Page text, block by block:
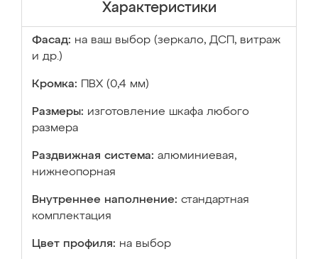
Характеристики
Фасад: на ваш выбор (зеркало, ДСП, витраж
и др.)
Кромка: ПВХ (0,4 мм)
Размеры: изготовление шкафа любого
размера
Раздвижная система: алюминиевая,
нижнеопорная
Внутреннее наполнение: стандартная
комплектация
Цвет профиля: на выбор